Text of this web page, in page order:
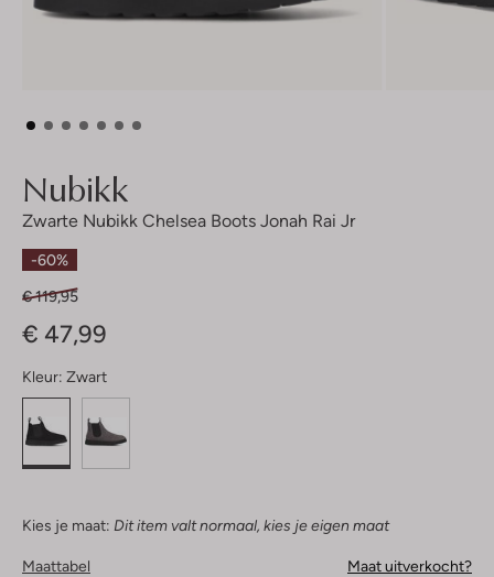
Nubikk
Zwarte Nubikk Chelsea Boots Jonah Rai Jr
-60%
€ 119,95
€ 47,99
Kleur: Zwart
Kies je maat: Dit item valt normaal, kies je eigen maat
Maattabel Maat uitverkocht?